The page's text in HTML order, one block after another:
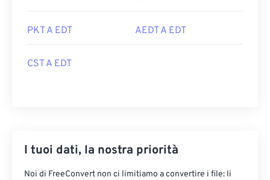
PKT A EDT AEDT A EDT
CST A EDT
I tuoi dati, la nostra priorità
Noi di FreeConvert non ci limitiamo a convertire i file: li